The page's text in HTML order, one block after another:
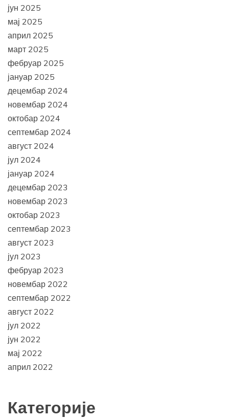
јун 2025
мај 2025
април 2025
март 2025
фебруар 2025
јануар 2025
децембар 2024
новембар 2024
октобар 2024
септембар 2024
август 2024
јул 2024
јануар 2024
децембар 2023
новембар 2023
октобар 2023
септембар 2023
август 2023
јул 2023
фебруар 2023
новембар 2022
септембар 2022
август 2022
јул 2022
јун 2022
мај 2022
април 2022
Категорије